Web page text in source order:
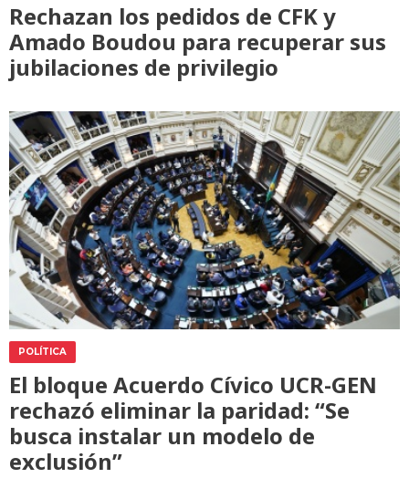
Rechazan los pedidos de CFK y
Amado Boudou para recuperar sus
jubilaciones de privilegio
POLÍTICA
El bloque Acuerdo Cívico UCR-GEN
rechazó eliminar la paridad: “Se
busca instalar un modelo de
exclusión”